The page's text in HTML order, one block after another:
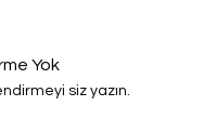
Yok
siz yazın.